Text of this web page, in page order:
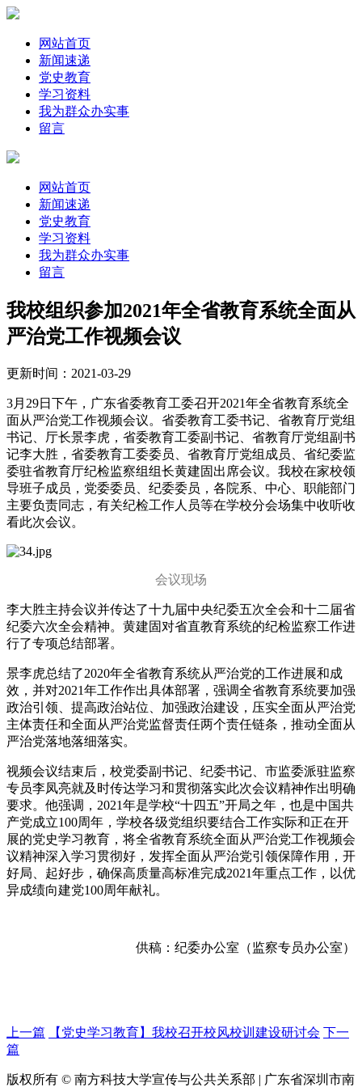
网站首页
新闻速递
党史教育
学习资料
我为群众办实事
留言
网站首页
新闻速递
党史教育
学习资料
我为群众办实事
留言
我校组织参加2021年全省教育系统全面从
严治党工作视频会议
更新时间：2021-03-29
3月29日下午，广东省委教育工委召开2021年全省教育系统全
面从严治党工作视频会议。省委教育工委书记、省教育厅党组
书记、厅长景李虎，省委教育工委副书记、省教育厅党组副书
记李大胜，省委教育工委委员、省教育厅党组成员、省纪委监
委驻省教育厅纪检监察组组长黄建固出席会议。我校在家校领
导班子成员，党委委员、纪委委员，各院系、中心、职能部门
主要负责同志，有关纪检工作人员等在学校分会场集中收听收
看此次会议。
会议现场
李大胜主持会议并传达了十九届中央纪委五次全会和十二届省
纪委六次全会精神。黄建固对省直教育系统的纪检监察工作进
行了专项总结部署。
景李虎总结了2020年全省教育系统从严治党的工作进展和成
效，并对2021年工作作出具体部署，强调全省教育系统要加强
政治引领、提高政治站位、加强政治建设，压实全面从严治党
主体责任和全面从严治党监督责任两个责任链条，推动全面从
严治党落地落细落实。
视频会议结束后，校党委副书记、纪委书记、市监委派驻监察
专员李凤亮就及时传达学习和贯彻落实此次会议精神作出明确
要求。他强调，2021年是学校“十四五”开局之年，也是中国共
产党成立100周年，学校各级党组织要结合工作实际和正在开
展的党史学习教育，将全省教育系统全面从严治党工作视频会
议精神深入学习贯彻好，发挥全面从严治党引领保障作用，开
好局、起好步，确保高质量高标准完成2021年重点工作，以优
异成绩向建党100周年献礼。
供稿：纪委办公室（监察专员办公室）
上一篇 【党史学习教育】我校召开校风校训建设研讨会 下一
篇
版权所有 © 南方科技大学宣传与公共关系部 | 广东省深圳市南